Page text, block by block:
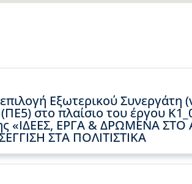
Εξωτερικού Συνεργάτη
στο πλαίσιο του έργου
«ΙΔΕΕΣ, ΕΡΓΑ & ΔΡΩΜΕΝΑ ΣΤΟ
ΣΤΑ ΠΟΛΙΤΙΣΤΙΚΑ